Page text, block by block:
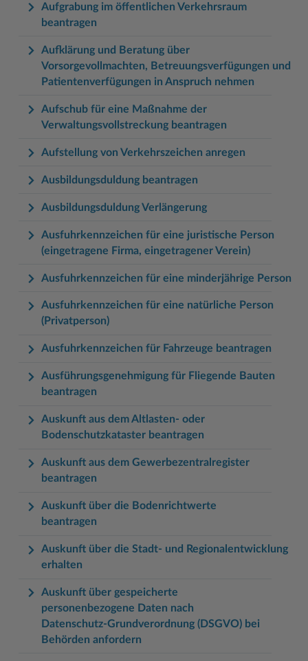
Aufgrabung im öffentlichen Verkehrsraum
beantragen
Aufklärung und Beratung über
Vorsorgevollmachten, Betreuungsverfügungen und
Patientenverfügungen in Anspruch nehmen
Aufschub für eine Maßnahme der
Verwaltungsvollstreckung beantragen
Aufstellung von Verkehrszeichen anregen
Ausbildungsduldung beantragen
Ausbildungsduldung Verlängerung
Ausfuhrkennzeichen für eine juristische Person
(eingetragene Firma, eingetragener Verein)
Ausfuhrkennzeichen für eine minderjährige Person
Ausfuhrkennzeichen für eine natürliche Person
(Privatperson)
Ausfuhrkennzeichen für Fahrzeuge beantragen
Ausführungsgenehmigung für Fliegende Bauten
beantragen
Auskunft aus dem Altlasten- oder
Bodenschutzkataster beantragen
Auskunft aus dem Gewerbezentralregister
beantragen
Auskunft über die Bodenrichtwerte
beantragen
Auskunft über die Stadt- und Regionalentwicklung
erhalten
Auskunft über gespeicherte
personenbezogene Daten nach
Datenschutz-Grundverordnung (DSGVO) bei
Behörden anfordern